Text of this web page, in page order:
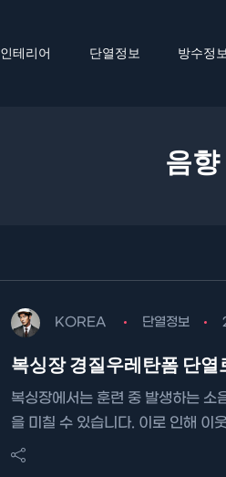
인테리어 단열정보 방수정
음
KOREA 단열정보
복싱장 경질우레탄폼 단열
복싱장에서는 훈련 중 발생하는 소
을 미칠 수 있습니다. 이로 인해 이